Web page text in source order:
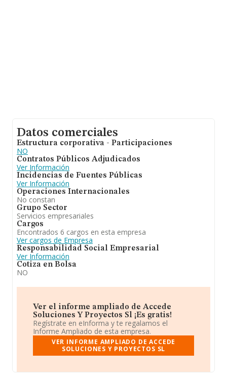
Datos comerciales
Estructura corporativa - Participaciones
NO
Contratos Públicos Adjudicados
Ver Información
Incidencias de Fuentes Públicas
Ver Información
Operaciones Internacionales
No constan
Grupo Sector
Servicios empresariales
Cargos
Encontrados 6 cargos en esta empresa
Ver cargos de Empresa
Responsabilidad Social Empresarial
Ver Información
Cotiza en Bolsa
NO
Ver el informe ampliado de Accede
Soluciones Y Proyectos Sl ¡Es gratis!
Regístrate en eInforma y te regalamos el
Informe Ampliado de esta empresa.
VER INFORME AMPLIADO DE ACCEDE
SOLUCIONES Y PROYECTOS SL